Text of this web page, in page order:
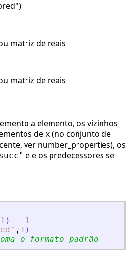
matriz de reais
matriz de reais
a elemento, os vizinhos
de x (no conjunto de
ver number_properties), os
e e os predecessores se
1 ) -
1
" , 1 )
o formato padrão